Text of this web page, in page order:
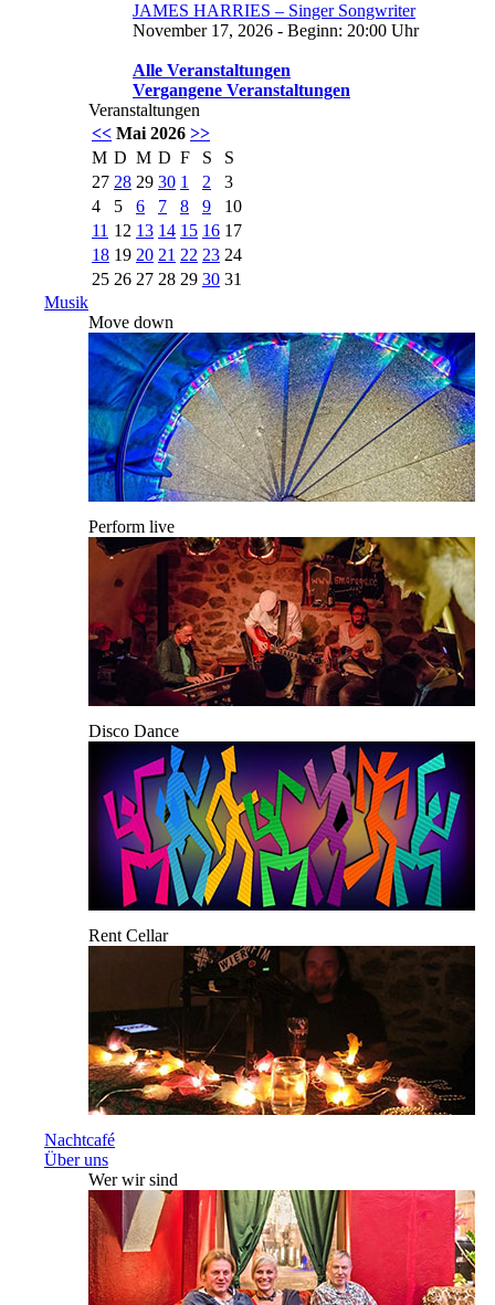
JAMES HARRIES – Singer Songwriter
November 17, 2026 - Beginn: 20:00 Uhr
Alle Veranstaltungen
Vergangene Veranstaltungen
Veranstaltungen
<< Mai 2026 >>
M D M D F S
S
27 28 29 30 1 2
3
4
5 6 7 8 9
10
11 12 13 14 15 16 17
18 19 20 21 22 23 24
25 26 27 28 29 30 31
Musik
Move down
Perform live
Disco Dance
Rent Cellar
Nachtcafé
Über uns
Wer wir sind